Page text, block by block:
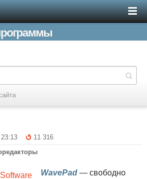
11 316
WavePad — свободно